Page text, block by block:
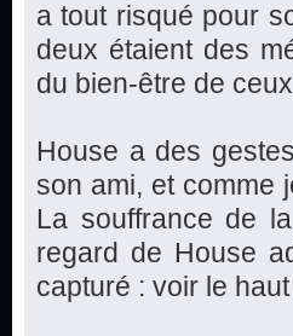
a tout risqué pour
deux étaient des
du bien-être de
House a des
son ami, et comme
La souffrance de
regard de House
capturé : voir le haut